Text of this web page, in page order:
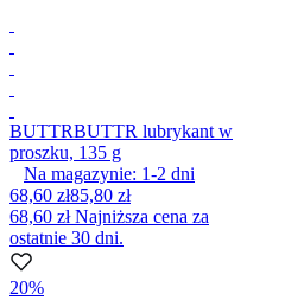
BUTTRBUTTR lubrykant w
proszku, 135 g
Na magazynie: 1-2 dni
68,60 zł85,80 zł
68,60 złNajniższa cena za
ostatnie 30 dni.
20%